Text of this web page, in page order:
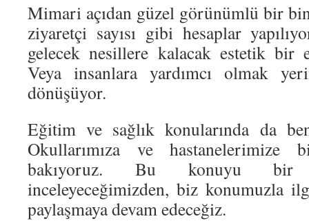
Mimari açıdan güzel görünümlü bir
ziyaretçi sayısı gibi hesaplar
gelecek nesillere kalacak estetik bir
Veya insanlara yardımcı olmak
dönüşüyor.
Eğitim ve sağlık konularında da
Okullarımıza ve hastanelerimize
bakıyoruz. Bu konuyu bir
inceleyeceğimizden, biz konumuzla
paylaşmaya devam edeceğiz.